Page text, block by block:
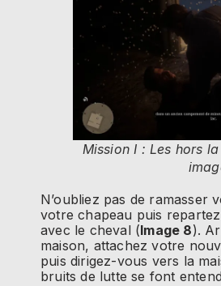
Mission I : Les hors
N’oubliez pas de ramasser
votre chapeau puis
avec le cheval (Image 8).
maison, attachez votre
puis dirigez-vous vers la
bruits de lutte se font